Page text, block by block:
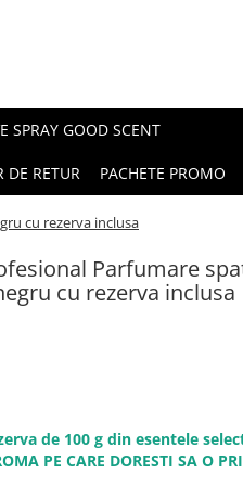
SPRAY GOOD SCENT
DE RETUR PACHETE PROMO
cu rezerva inclusa
Parfumare
cu rezerva inclusa
de 100 g din esentele
PE CARE DORESTI SA O